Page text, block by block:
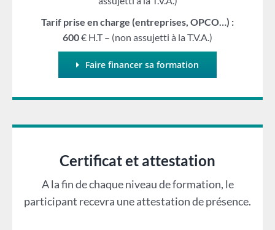
Tarif prise en charge (entreprises, OPCO…) :
600€ H.T – (non assujetti à la T.V.A.)
Faire financer sa formation
Certificat et attestation
A la fin de chaque niveau de formation, le
participant recevra une attestation de présence.